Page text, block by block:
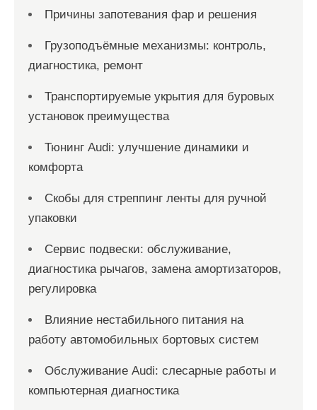
Причины запотевания фар и решения
Грузоподъёмные механизмы: контроль,
диагностика, ремонт
Транспортируемые укрытия для буровых
установок преимущества
Тюнинг Audi: улучшение динамики и
комфорта
Скобы для стреппинг ленты для ручной
упаковки
Сервис подвески: обслуживание,
диагностика рычагов, замена амортизаторов,
регулировка
Влияние нестабильного питания на
работу автомобильных бортовых систем
Обслуживание Audi: слесарные работы и
компьютерная диагностика